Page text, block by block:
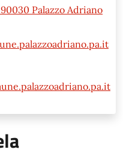
Palazzo Adriano